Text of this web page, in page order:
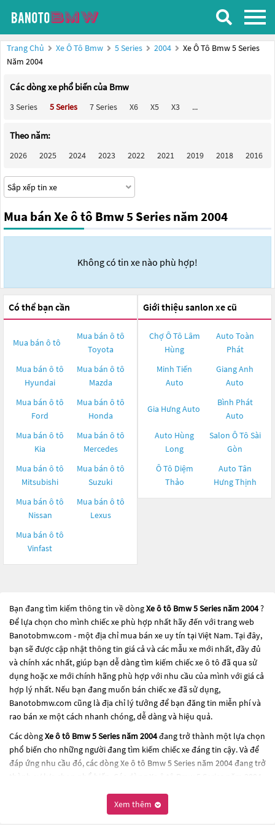
Trang Chủ Xe Ô Tô Bmw 5 Series 2004
Xe Ô Tô Bmw 5 Series
Năm 2004
Các dòng xe phổ biến của Bmw
3 Series 5 Series 7 Series X6 X5 X3 ...
Theo năm:
2026 2025 2024 2023 2022 2021 2019 2018 2016
Mua bán Xe ô tô Bmw 5 Series năm 2004
Không có tin xe nào phù hợp!
Có thể bạn cần
Mua bán ô tô
Mua bán ô tô
Toyota
Mua bán ô tô
Hyundai
Mua bán ô tô
Mazda
Mua bán ô tô
Ford
Mua bán ô tô
Honda
Mua bán ô tô
Kia
Mua bán ô tô
Mercedes
Mua bán ô tô
Mitsubishi
Mua bán ô tô
Suzuki
Mua bán ô tô
Nissan
Mua bán ô tô
Lexus
Mua bán ô tô
Vinfast
Giới thiệu sanlon xe cũ
Chợ Ô Tô Lâm
Hùng
Auto Toàn
Phát
Minh Tiến
Auto
Giang Anh
Auto
Gia Hưng Auto
Bình Phát
Auto
Auto Hùng
Long
Salon Ô Tô Sài
Gòn
Ô Tô Diệm
Thảo
Auto Tân
Hưng Thịnh
Bạn đang tìm kiếm thông tin về dòngXe ô tô Bmw 5 Series năm 2004?
Để lựa chọn cho mình chiếc xe phù hợp nhất hãy đến với trang web
Banotobmw.com - một địa chỉ mua bán xe uy tín tại Việt Nam. Tại đây,
bạn sẽ được cập nhật thông tin giá cả và các mẫu xe mới nhất, đầy đủ
và chính xác nhất, giúp bạn dễ dàng tìm kiếm chiếc xe ô tô đã qua sử
dụng hoặc xe mới chính hãng phù hợp với nhu cầu của mình với giá cả
hợp lý nhất. Nếu bạn đang muốn bán chiếc xe đã sử dụng,
Banotobmw.com cũng là địa chỉ lý tưởng để bạn đăng tin miễn phí và
rao bán xe một cách nhanh chóng, dễ dàng và hiệu quả.
Các dòngXe ô tô Bmw 5 Series năm 2004đang trở thành một lựa chọn
phổ biến cho những người đang tìm kiếm chiếc xe đáng tin cậy. Và để
đáp ứng nhu cầu đó, các dòngXe ô tô Bmw 5 Series năm 2004đang trở
thành sự lựa chọn phổ biến. Các dòng
dòng xe mới với thiết kế hiện đại và công nghệ tiên tiến. Các dòng
này đều được kiểm tra và bảo dưỡng kỹ
Xem thêm